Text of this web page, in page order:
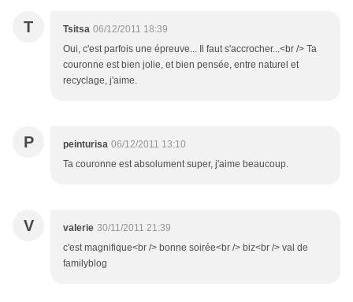
T Tsitsa 06/12/2011 18:39
Oui, c'est parfois une épreuve... Il faut s'accrocher...<br /> Ta
couronne est bien jolie, et bien pensée, entre naturel et
recyclage, j'aime.
P peinturisa 06/12/2011 13:10
Ta couronne est absolument super, j'aime beaucoup.
V valerie 30/11/2011 21:39
c'est magnifique<br /> bonne soirée<br /> biz<br /> val de
familyblog